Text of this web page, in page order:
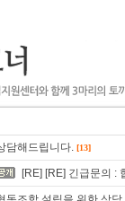
담해드립니다. [13]
[RE] [RE] 긴급문의 :